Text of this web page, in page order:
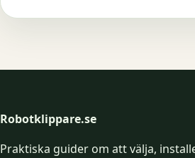
Robotklippare.se
Praktiska guider om att välja,